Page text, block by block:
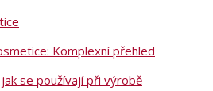
Komplexní přehled
se používají při výrobě